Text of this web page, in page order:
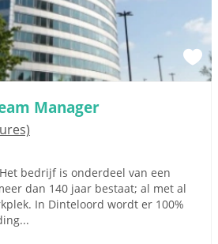
Manager
bedrijf is onderdeel van een
dan 140 jaar bestaat; al met al
In Dinteloord wordt er 100%